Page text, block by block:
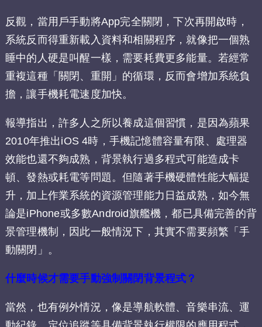
反觀，當用戶手動將App完全關閉，下次再開啟時，
系統反而得重新載入資料和相關程序，就像把一個熟
睡中的人硬是叫醒一樣，需要耗費更多能量。若經常
重複這種「關閉、重開」的循環，反而會增加系統負
擔，讓手機耗電速度加快。
報導指出，許多人之所以養成這個習慣，是因為蘋果
2010年推出iOS 4時，手機記憶體容量有限、處理器
效能也還不夠成熟，背景執行過多程式可能造成卡
頓、發熱或耗電等問題。但隨著手機硬體性能大幅提
升，加上作業系統的資源管理能力日益成熟，如今無
論是iPhone或多數Android旗艦機，都已具備完善的背
景管理機制，因此一般情況下，其實不需要頻繁「手
動關閉」。
什麼時候才需要手動強制關閉背景程式？
當然，也有例外情況，像是導航軟體、音樂串流、運